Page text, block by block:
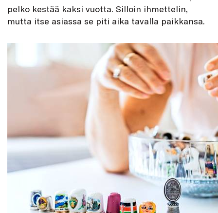
pelko kestää kaksi vuotta. Silloin ihmettelin,
mutta itse asiassa se piti aika tavalla paikkansa.